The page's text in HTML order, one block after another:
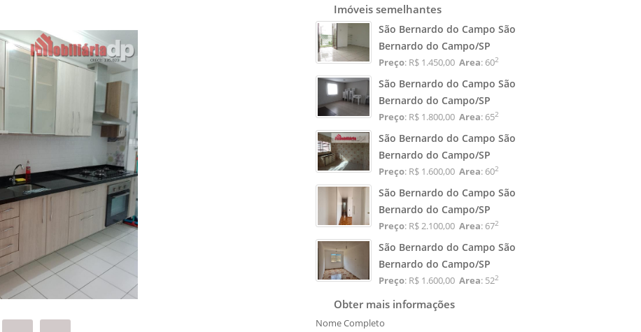
Imóveis semelhantes
São Bernardo do Campo São
Bernardo do Campo/SP
Preço: R$ 1.450,00 Area: 602
São Bernardo do Campo São
Bernardo do Campo/SP
Preço: R$ 1.800,00 Area: 652
São Bernardo do Campo São
Bernardo do Campo/SP
Preço: R$ 1.600,00 Area: 602
São Bernardo do Campo São
Bernardo do Campo/SP
Preço: R$ 2.100,00 Area: 672
São Bernardo do Campo São
Bernardo do Campo/SP
Preço: R$ 1.600,00 Area: 522
Obter mais informações
Nome Completo